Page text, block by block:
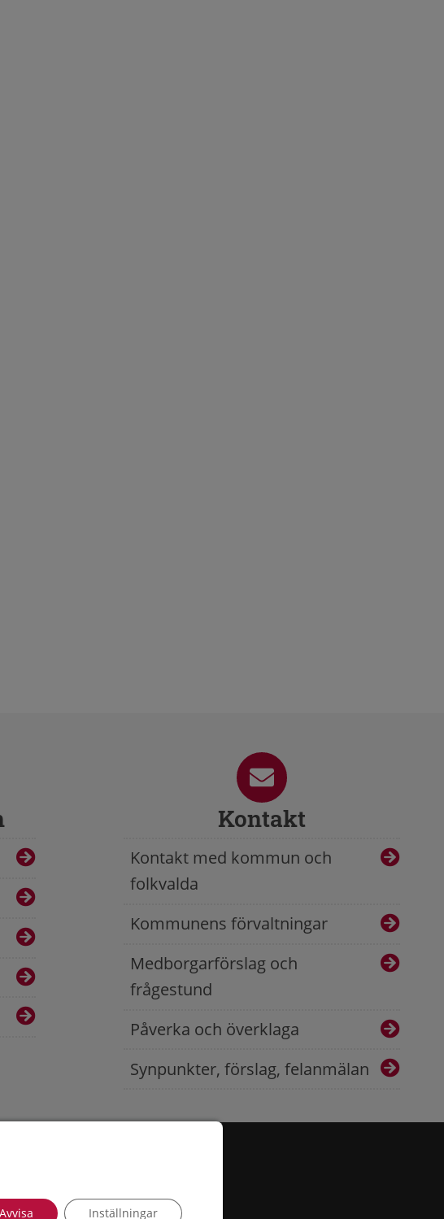
Avvisa Inställningar
Kontakt
Kontakt med kommun och
folkvalda
Kommunens förvaltningar
Medborgarförslag och
frågestund
Påverka och överklaga
Synpunkter, förslag, felanmälan